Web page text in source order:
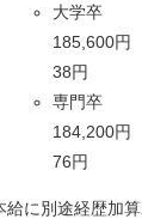
大学卒
185,600
38円
専門卒
184,200
76円
に別途経歴加算